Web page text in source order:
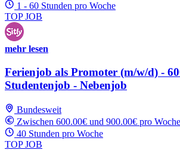
1 - 60 Stunden pro Woche
TOP JOB
mehr lesen
Ferienjob als Promoter (m/w/d) -
Studentenjob - Nebenjob
Bundesweit
Zwischen 600.00€ und 900.00€ pro Woche
40 Stunden pro Woche
TOP JOB